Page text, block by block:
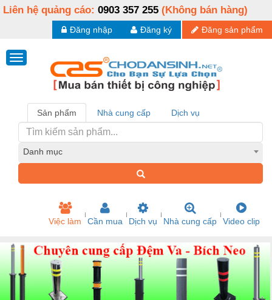
Liên hệ quảng cáo: 0903 357 255 (Không bán hàng)
Đăng sản phẩm
Đăng ký
Đăng nhập
Sản phẩm Nhà cung cấp Dịch vụ
Danh mục
Việc làm Cần mua Dịch vụ Nhà cung cấp Video clip